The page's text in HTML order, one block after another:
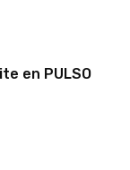
en PULSO